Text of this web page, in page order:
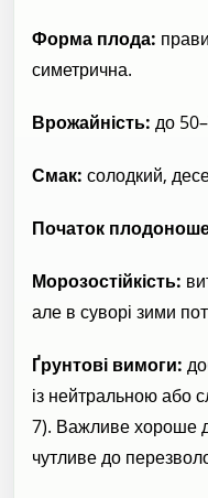
Форма плода:
симетрична.
Врожайність: до
Смак: солодкий,
Початок
Морозостійкість:
але в суворі зими
Ґрунтові вимоги:
із нейтральною або
7). Важливе хороше
чутливе до